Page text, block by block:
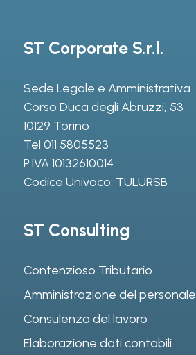
ST Corporate S.r.l.
Sede Legale e Amministrativa
Corso Duca degli Abruzzi, 53
10129 Torino
Tel 011 5805523
P.IVA 10132610014
Codice Univoco: TULURSB
ST Consulting
Contenzioso Tributario
Amministrazione del personale
Consulenza del lavoro
Elaborazione dati contabili